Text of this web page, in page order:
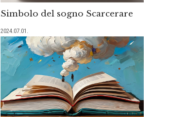
Simbolo del sogno Scarcerare
2024.07.01.